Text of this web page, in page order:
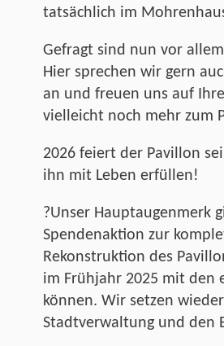
tatsächlich im
Gefragt sind nun vor
Hier sprechen wir gern
an und freuen uns auf
vielleicht noch mehr zum
2026 feiert der Pavillon
ihn mit Leben erfüllen!
?Unser Hauptaugenmerk
Spendenaktion zur
Rekonstruktion des
im Frühjahr 2025 mit den
können. Wir setzen
Stadtverwaltung und den